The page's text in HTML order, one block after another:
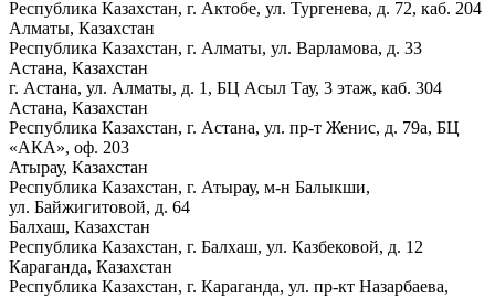
Республика Казахстан, г. Актобе, ул. Тургенева, д. 72, каб. 204
Алматы, Казахстан
Республика Казахстан, г. Алматы, ул. Варламова, д. 33
Астана, Казахстан
г. Астана, ул. Алматы, д. 1, БЦ Асыл Тау, 3 этаж, каб. 304
Астана, Казахстан
Республика Казахстан, г. Астана, ул. пр-т Женис, д. 79а, БЦ
«АКА», оф. 203
Атырау, Казахстан
Республика Казахстан, г. Атырау, м-н Балыкши,
ул. Байжигитовой, д. 64
Балхаш, Казахстан
Республика Казахстан, г. Балхаш, ул. Казбековой, д. 12
Караганда, Казахстан
Республика Казахстан, г. Караганда, ул. пр-кт Назарбаева,